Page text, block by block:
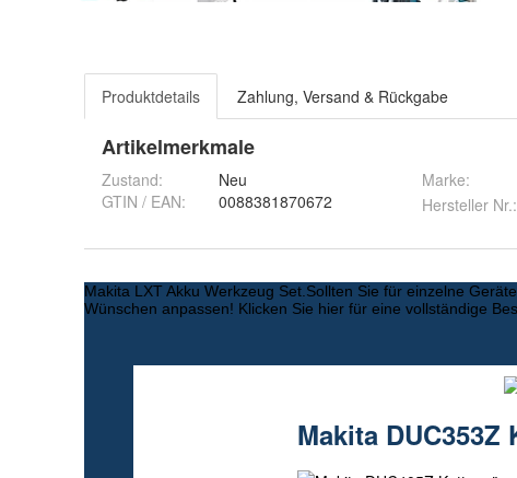
Produktdetails Zahlung, Versand & Rückgabe
Artikelmerkmale
Zustand:
Neu
GTIN / EAN:
0088381870672
Marke:
Hersteller Nr.: